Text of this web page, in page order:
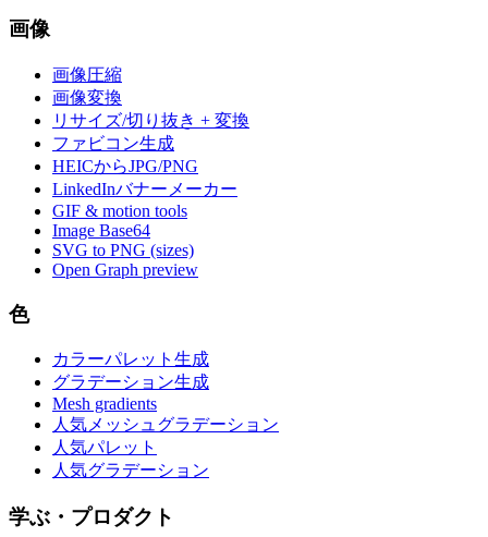
画像
画像圧縮
画像変換
リサイズ/切り抜き + 変換
ファビコン生成
HEICからJPG/PNG
LinkedInバナーメーカー
GIF & motion tools
Image Base64
SVG to PNG (sizes)
Open Graph preview
色
カラーパレット生成
グラデーション生成
Mesh gradients
人気メッシュグラデーション
人気パレット
人気グラデーション
学ぶ・プロダクト